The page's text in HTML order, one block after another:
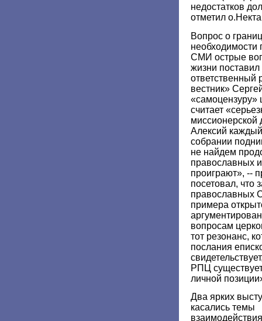
недостатков
отметил
Вопрос о
СМИ острые
жизни
ответственный
вестник»
«самоцензуру»
считает
миссионерской
Алексий
собрании
не найдем
православных
проиграют», --
посетовал, что
православных
примера
вопросам
тот резонанс,
послания
РПЦ
личной
Два ярких
касались темы